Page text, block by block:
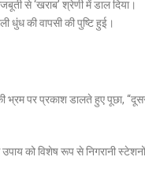
से ‘खराब’ श्रेणी में डाल दिया।
धुंध की वापसी की पुष्टि हुई।
भ्रम पर प्रकाश डालते हुए पूछा,
को विशेष रूप से निगरानी